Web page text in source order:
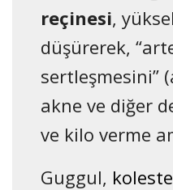
reçinesi,
düşürerek,
sertleşmesini”
akne ve diğer
ve kilo verme
Guggul,